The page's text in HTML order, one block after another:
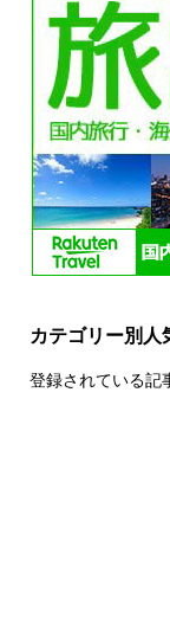
カテゴリー別人
登録されている記